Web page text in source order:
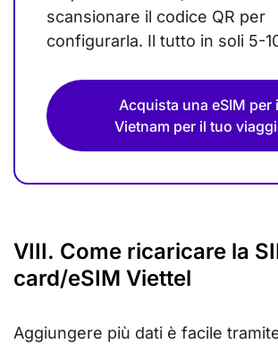
scansionare il codice QR per
configurarla. Il tutto in soli 5-
Acquista una eSIM per
Vietnam per il tuo
VIII. Come ricaricare la
card/eSIM Viettel
Aggiungere più dati è facile